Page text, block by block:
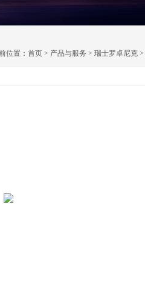
位置： 首页 > 产品与服务 > 瑞士罗卓尼克 >